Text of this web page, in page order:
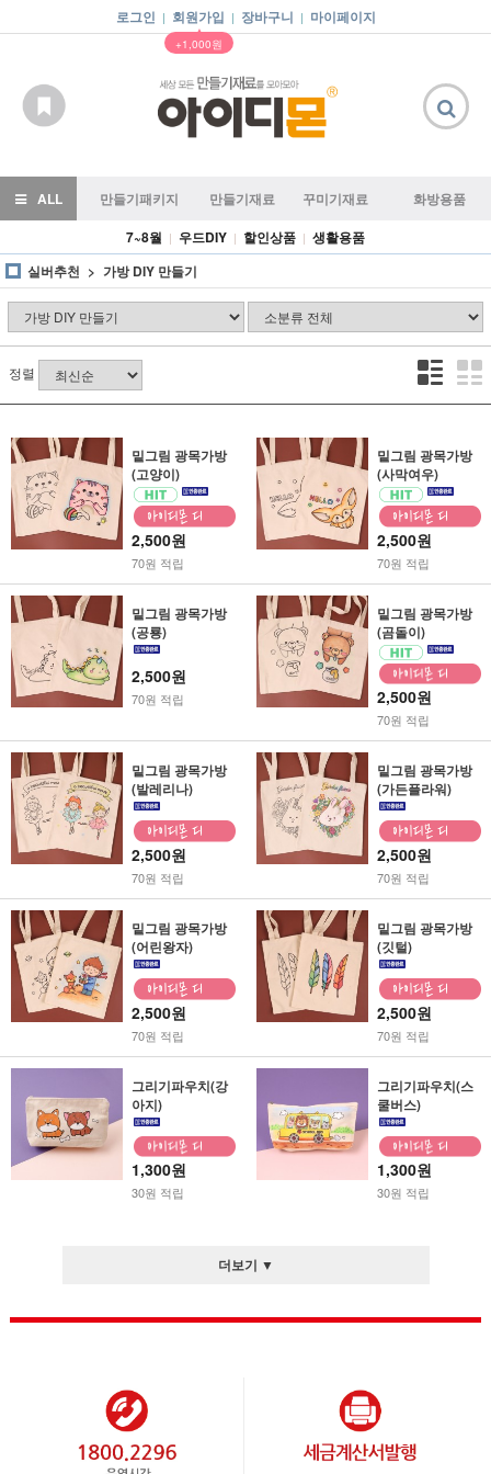
로그인 | 회원가입 |
▲
+1,000원
장바구니 | 마이페이지
ALL 만들기패키지 만들기재료 꾸미기재료
화방용품
7~8월 | 우드DIY | 할인상품 | 생활용품
실버추천
가방 DIY 만들기
정렬
밑그림 광목가방
(고양이)
2,500원
70원 적립
밑그림 광목가방
(사막여우)
2,500원
70원 적립
밑그림 광목가방
(공룡)
2,500원
70원 적립
밑그림 광목가방
(곰돌이)
2,500원
70원 적립
밑그림 광목가방
(발레리나)
2,500원
70원 적립
밑그림 광목가방
(가든플라워)
2,500원
70원 적립
밑그림 광목가방
(어린왕자)
2,500원
70원 적립
밑그림 광목가방
(깃털)
2,500원
70원 적립
그리기파우치(강
아지)
1,300원
30원 적립
그리기파우치(스
쿨버스)
1,300원
30원 적립
더보기 ▼